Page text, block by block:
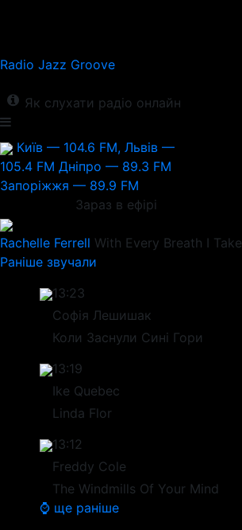
Radio Jazz Groove
Як слухати радіо онлайн
Київ — 104.6 FM, Львів —
105.4 FM Дніпро — 89.3 FM
Запоріжжя — 89.9 FM
Зараз в ефірі
Rachelle Ferrell With Every Breath I Take
Раніше звучали
13:23
Софія Лешишак
Коли Заснули Сині Гори
13:19
Ike Quebec
Linda Flor
13:12
Freddy Cole
The Windmills Of Your Mind
⌚ ще раніше